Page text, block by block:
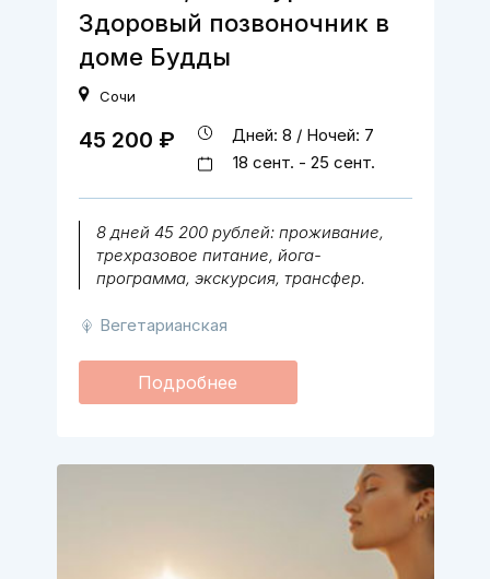
Здоровый позвоночник в
доме Будды
Сочи
8 дней 45 200 рублей: проживание,
трехразовое питание, йога-
программа, экскурсия, трансфер.
Вегетарианская
45 200 ₽
Дней: 8 / Ночей: 7
18 сент. - 25 сент.
Подробнее